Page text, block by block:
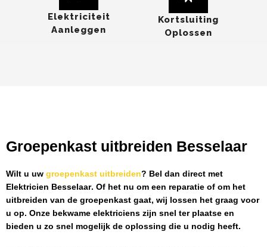
Elektriciteit
Aanleggen
Kortsluiting
Oplossen
Groepenkast uitbreiden Besselaar
Wilt u uw groepenkast uitbreiden? Bel dan direct met
Elektricien Besselaar. Of het nu om een reparatie of om het
uitbreiden van de groepenkast gaat, wij lossen het graag voor
u op. Onze bekwame elektriciens zijn snel ter plaatse en
bieden u zo snel mogelijk de oplossing die u nodig heeft.